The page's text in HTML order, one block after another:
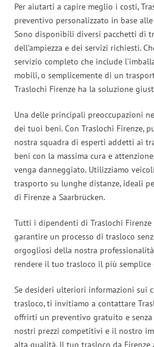
Per aiutarti a capire meglio i costi,
preventivo personalizzato in base
Sono disponibili diversi pacchetti di
dell’ampiezza e dei servizi richiesti.
servizio completo che include
mobili, o semplicemente di un
Traslochi Firenze ha la soluzione
Una delle principali preoccupazioni
dei tuoi beni. Con Traslochi Firenze,
nostra squadra di esperti addetti ai
beni con la massima cura e
venga danneggiato. Utilizziamo
trasporto su lunghe distanze, ideali
di Firenze a Saarbrücken.
Tutti i dipendenti di Traslochi
garantire un processo di trasloco
orgogliosi della nostra
rendere il tuo trasloco il più semplice
Se desideri ulteriori informazioni sui
trasloco, ti invitiamo a contattare
offrirti un preventivo gratuito e
nostri prezzi competitivi e il nostro
alta qualità. Il tuo trasloco da Firenze